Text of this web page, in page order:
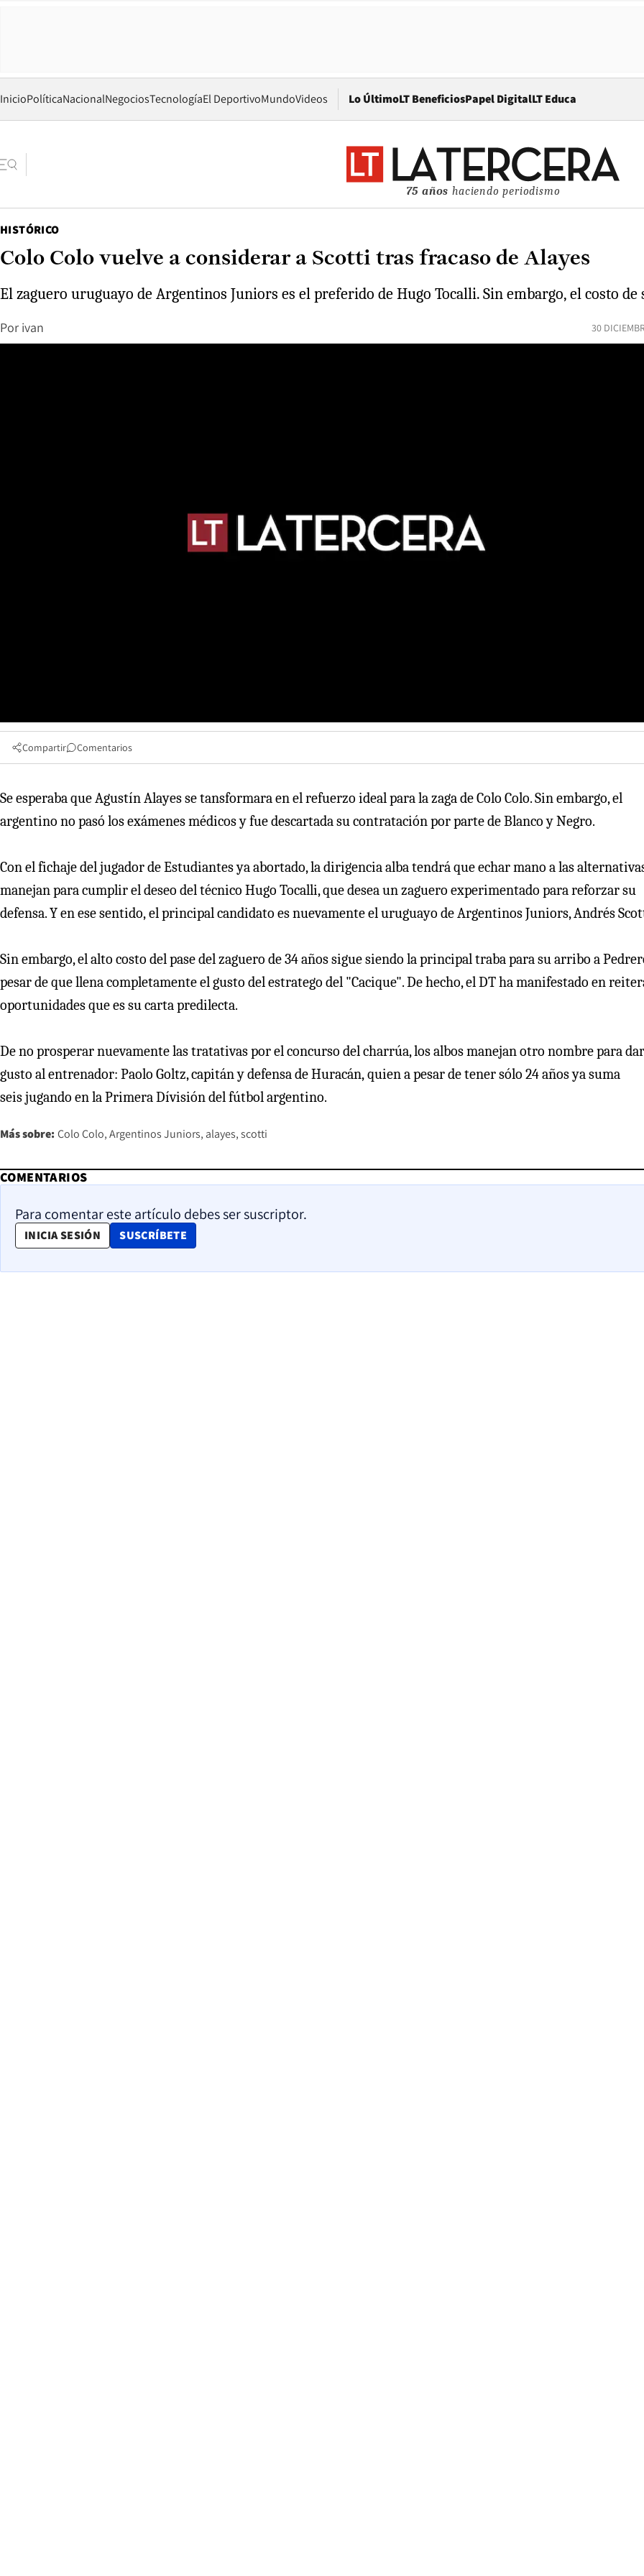
InicioPolíticaNacionalNegociosTecnologíaEl DeportivoMundoVideos Lo ÚltimoLT BeneficiosPapel DigitalOpens in new window
LT Educa
75 años haciendo periodismo
HISTÓRICO
Colo Colo vuelve a considerar a Scotti tras fracaso de Alayes
El zaguero uruguayo de Argentinos Juniors es el preferido de Hugo Tocalli. Sin embargo, el costo
Por ivan 30
Compartir Comentarios
Se esperaba que Agustín Alayes se tansformara en el refuerzo ideal para la zaga de Colo Colo. Sin embargo, el
argentino no pasó los exámenes médicos y fue descartada su contratación por parte de Blanco y Negro.
Con el fichaje del jugador de Estudiantes ya abortado, la dirigencia alba tendrá que echar mano a las
manejan para cumplir el deseo del técnico Hugo Tocalli, que desea un zaguero experimentado para reforzar su
defensa. Y en ese sentido, el principal candidato es nuevamente el uruguayo de Argentinos Juniors, Andrés
Sin embargo, el alto costo del pase del zaguero de 34 años sigue siendo la principal traba para su arribo a
pesar de que llena completamente el gusto del estratego del "Cacique". De hecho, el DT ha manifestado en
oportunidades que es su carta predilecta.
De no prosperar nuevamente las tratativas por el concurso del charrúa, los albos manejan otro nombre para
gusto al entrenador: Paolo Goltz, capitán y defensa de Huracán, quien a pesar de tener sólo 24 años ya suma
seis jugando en la Primera Dívisión del fútbol argentino.
Más sobre: Colo Colo Argentinos Juniors alayes scotti
COMENTARIOS
Para comentar este artículo debes ser suscriptor.
INICIA SESIÓN SUSCRÍBETE
OPENS IN NEW WINDOW